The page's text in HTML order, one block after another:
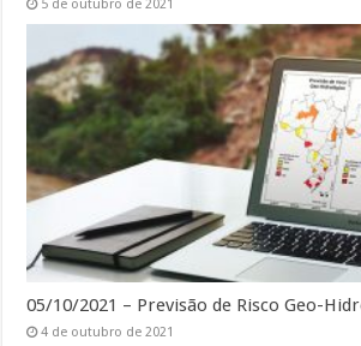
5 de outubro de 2021
05/10/2021 – Previsão de Risco Geo-
4 de outubro de 2021